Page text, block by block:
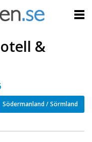
&
Södermanland / Sörmland